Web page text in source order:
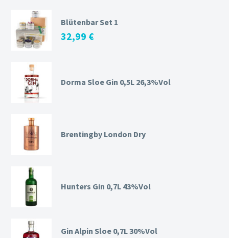
Blütenbar Set 1
32,99 €
Dorma Sloe Gin 0,5L 26,3%Vol
Brentingby London Dry
Hunters Gin 0,7L 43%Vol
Gin Alpin Sloe 0,7L 30%Vol